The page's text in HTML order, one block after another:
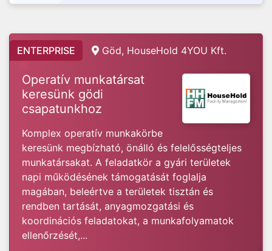
ENTERPRISE Göd, HouseHold 4YOU Kft.
Operatív munkatársat
keresünk gödi
csapatunkhoz
Komplex operatív munkakörbe
keresünk megbízható, önálló és felelősségteljes
munkatársakat. A feladatkör a gyári területek
napi működésének támogatását foglalja
magában, beleértve a területek tisztán és
rendben tartását, anyagmozgatási és
koordinációs feladatokat, a munkafolyamatok
ellenőrzését,...